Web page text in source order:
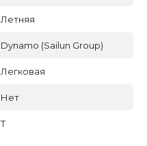
Летняя
Dynamo (Sailun Group)
Легковая
Нет
T